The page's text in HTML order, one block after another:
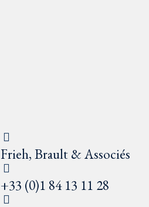
Frieh, Brault & Associés
+33 (0)1 84 13 11 28